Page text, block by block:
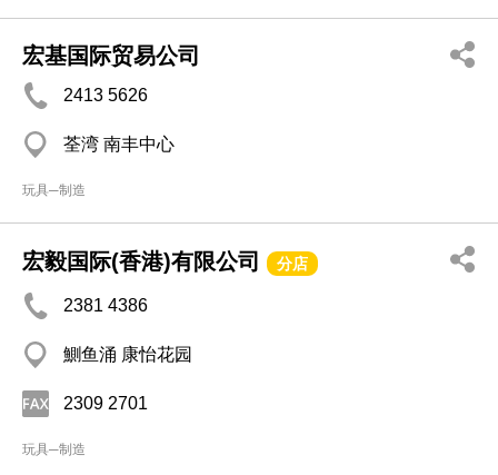
宏基国际贸易公司
2413 5626
荃湾 南丰中心
玩具─制造
宏毅国际(香港)有限公司 分店
2381 4386
鰂鱼涌 康怡花园
2309 2701
玩具─制造